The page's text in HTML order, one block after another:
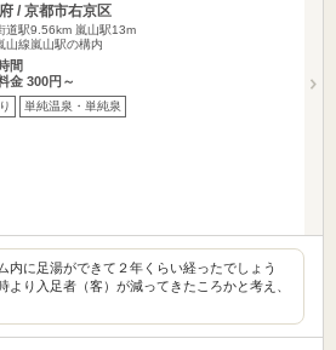
/ 京都市右京区
道駅9.56km 嵐山駅13m
山線嵐山駅の構内
間
金 300円～
単純温泉・単純泉
内に足湯ができて２年くらい経ったでしょう
より入足者（客）が減ってきたころかと考え、